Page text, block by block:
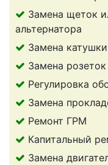
Замена щеток
альтернатора
Замена
Замена розеток
Регулировка
Замена
Ремонт ГРМ
Капитальный
Замена